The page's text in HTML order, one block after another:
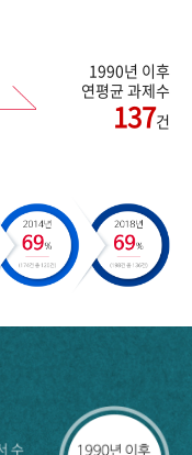
1990년 이후
연평균 과제수
137건